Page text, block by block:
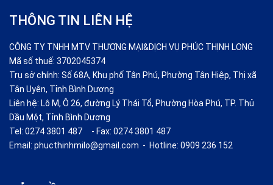
THÔNG TIN LIÊN HỆ
CÔNG TY TNHH MTV THƯƠNG MẠI&DỊCH VỤ PHÚC THỊNH LONG
Mã số thuế: 3702045374
Trụ sở chính: Số 68A, Khu phố Tân Phú, Phường Tân Hiệp, Thị xã
Tân Uyên, Tỉnh Bình Dương
Liên hệ: Lô M, Ô 26, đường Lý Thái Tổ, Phường Hòa Phú, TP. Thủ
Dầu Một, Tỉnh Bình Dương
Tel: 0274 3801 487 - Fax: 0274 3801 487
Email: phucthinhmilo@gmail.com - Hotline: 0909 236 152